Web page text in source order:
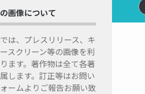
画像について
は、プレスリリース、キ
スクリーン等の画像を利
ます。著作物は全て各著
します。訂正等はお問い
ームよりご報告お願い致